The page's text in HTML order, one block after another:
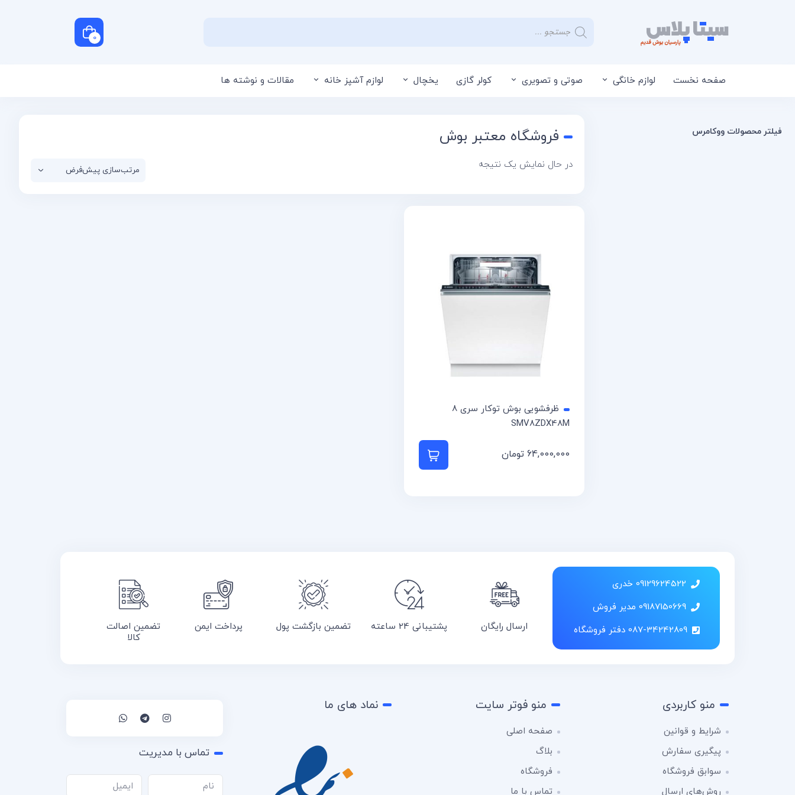
0
صفحه نخست لوازم خانگی صوتی و تصویری کولر گازی یخچال لوازم آشپز خانه مقالات و نوشته ها
فروشگاه معتبر بوش
در حال نمایش یک نتیجه
ظرفشویی بوش توکار سری 8
SMV8ZDX48M
64,000,000 تومان
افزودن به سبد خرید
فیلتر محصولات ووکامرس
09129624522 خدری
09187150669 مدیر فروش
087-34242809 دفتر فروشگاه
ارسال رایگان پشتیبانی 24 ساعته تضمین بازگشت پول پرداخت ایمن
تضمین اصالت
کالا
منو کاربردی
شرایط و قوانین
پیگیری سفارش
سوابق فروشگاه
روش‌های ارسال
منو فوتر سایت
صفحه اصلی
بلاگ
فروشگاه
تماس با ما
نماد های ما
تماس با مدیریت